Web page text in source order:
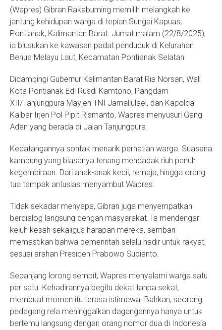
(Wapres) Gibran Rakabuming memilih melangkah ke
jantung kehidupan warga di tepian Sungai Kapuas,
Pontianak, Kalimantan Barat. Jumat malam (22/8/2025),
ia blusukan ke kawasan padat penduduk di Kelurahan
Benua Melayu Laut, Kecamatan Pontianak Selatan.
Didampingi Gubernur Kalimantan Barat Ria Norsan, Wali
Kota Pontianak Edi Rusdi Kamtono, Pangdam
XII/Tanjungpura Mayjen TNI Jamallulael, dan Kapolda
Kalbar Irjen Pol Pipit Rismanto, Wapres menyusuri Gang
Aden yang berada di Jalan Tanjungpura.
Kedatangannya sontak menarik perhatian warga. Suasana
kampung yang biasanya tenang mendadak riuh penuh
kegembiraan. Dari anak-anak kecil, remaja, hingga orang
tua tampak antusias menyambut Wapres.
Tidak sekadar menyapa, Gibran juga menyempatkan
berdialog langsung dengan masyarakat. Ia mendengar
keluh kesah sekaligus harapan mereka, sembari
memastikan bahwa pemerintah selalu hadir untuk rakyat,
sesuai arahan Presiden Prabowo Subianto.
Sepanjang lorong sempit, Wapres menyalami warga satu
per satu. Kehadirannya begitu dekat tanpa sekat,
membuat momen itu terasa istimewa. Bahkan, seorang
pedagang rela meninggalkan dagangannya hanya untuk
bertemu langsung dengan orang nomor dua di Indonesia